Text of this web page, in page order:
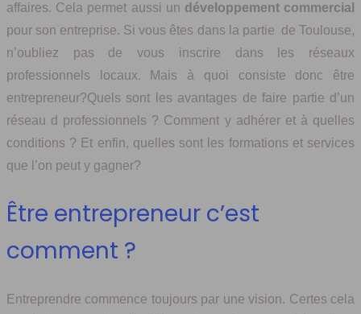
affaires. Cela permet aussi un développement commercial
pour son entreprise. Si vous êtes dans la partie de Toulouse,
n’oubliez pas de vous inscrire dans les réseaux
professionnels locaux. Mais à quoi consiste donc être
entrepreneur?Quels sont les avantages de faire partie d’un
réseau d professionnels ? Comment y adhérer et à quelles
conditions ? Et enfin, quelles sont les formations et services
que l’on peut y gagner?
Être entrepreneur c’est
comment ?
Entreprendre commence toujours par une vision. Certes cela